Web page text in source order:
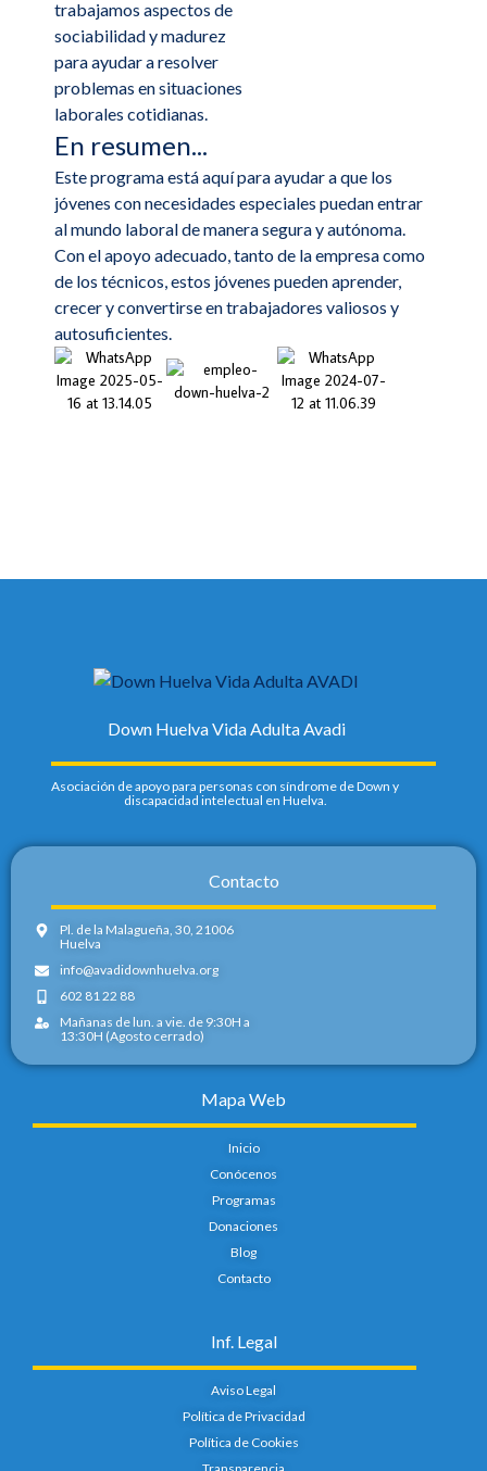
trabajamos aspectos de
sociabilidad y madurez
para ayudar a resolver
problemas en situaciones
laborales cotidianas.
En resumen...
Este programa está aquí para ayudar a que los
jóvenes con necesidades especiales puedan entrar
al mundo laboral de manera segura y autónoma.
Con el apoyo adecuado, tanto de la empresa como
de los técnicos, estos jóvenes pueden aprender,
crecer y convertirse en trabajadores valiosos y
autosuficientes.
Down Huelva Vida Adulta Avadi
Asociación de apoyo para personas con síndrome de Down y
discapacidad intelectual en Huelva.
Contacto
Pl. de la Malagueña, 30, 21006
Huelva
info@avadidownhuelva.org
602 81 22 88
Mañanas de lun. a vie. de 9:30H a
13:30H (Agosto cerrado)
Mapa Web
Inicio
Conócenos
Programas
Donaciones
Blog
Contacto
Inf. Legal
Aviso Legal
Política de Privacidad
Política de Cookies